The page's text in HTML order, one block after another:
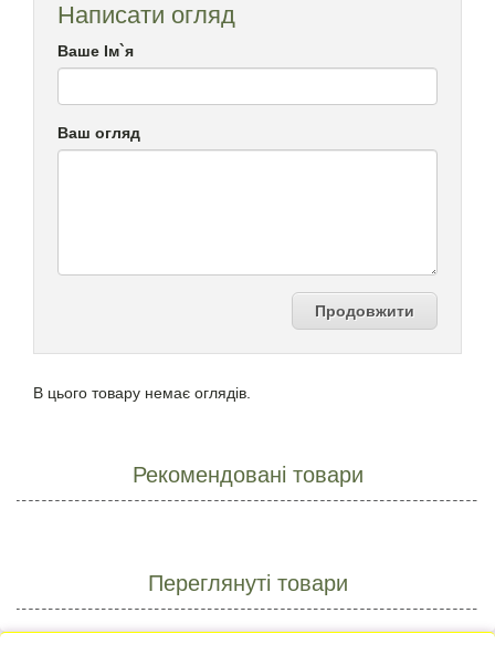
Написати огляд
Ваше Ім`я
Ваш огляд
Продовжити
В цього товару немає оглядів.
Рекомендовані товари
Переглянуті товари